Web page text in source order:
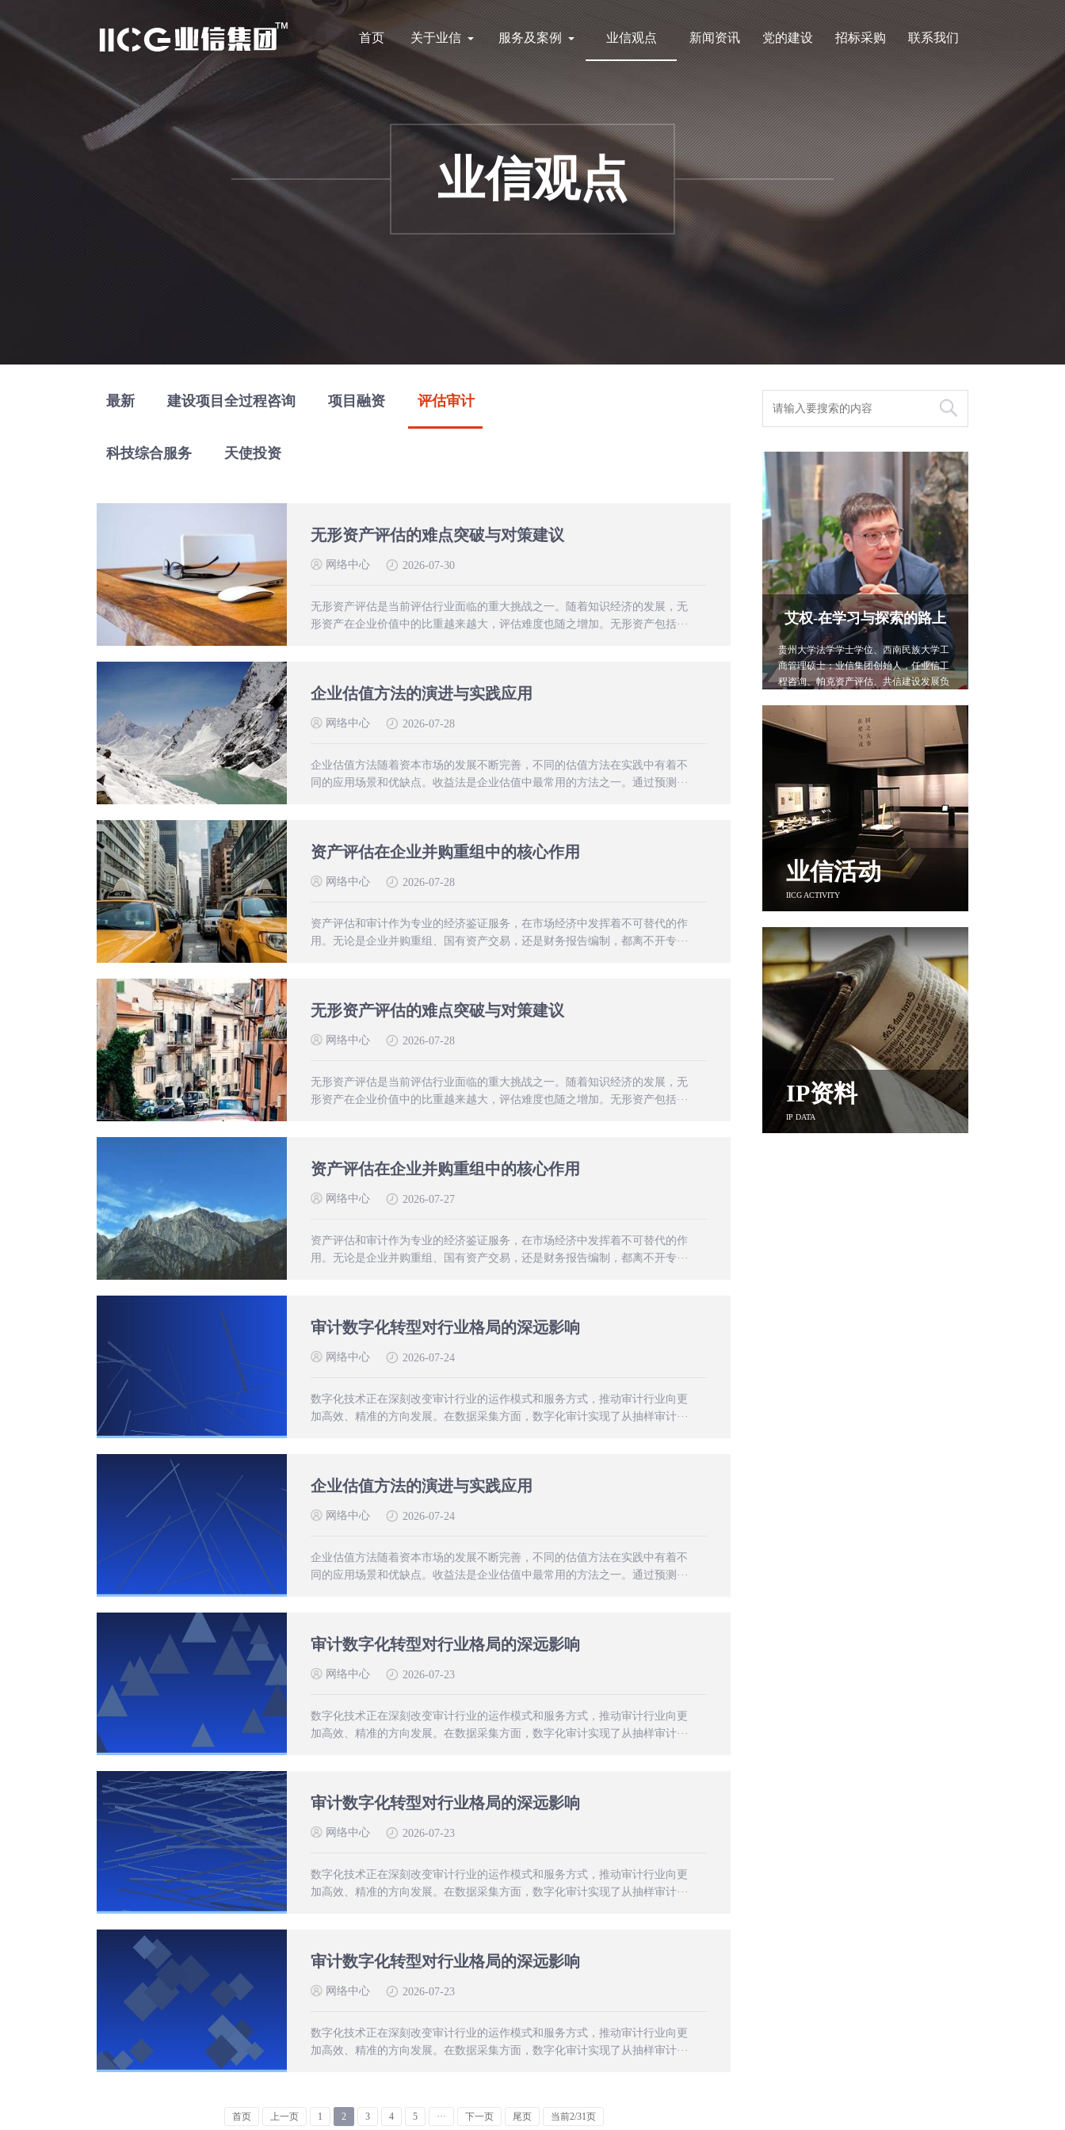
首页 关于业信
集团
介绍
四川业信集团组建于2016年，是为落
实创新驱动发展战略，专门服务于各
科技型企业以及政府投融资平台的综
合咨询机构，省级中小企业创新创业
服务联盟单位，省级中小企业创新创
业导师单位。
荣誉
荣誉是脚下的成就，更是远方的高
联系
我们
大事
服务及案例
服务
服务业信集团提供建设项目全过程咨
询、融资咨询、评估审计(含造
价）、中小企业服务和天使投资全链
条式咨询服务。
案例
案例业信集团全年服务中小企业500
余家，为政府平台策划融资百亿元。
业信观点 新闻资讯 党的建设 招标采购 联系我们
业信观点
最新 建设项目全过程咨询 项目融资 评估审计
科技综合服务 天使投资
无形资产评估的难点突破与对策建议
网络中心 2026-07-30
无形资产评估是当前评估行业面临的重大挑战之一。随着知识经济的发展，无
形资产在企业价值中的比重越来越大，评估难度也随之增加。无形资产包括···
企业估值方法的演进与实践应用
网络中心 2026-07-28
企业估值方法随着资本市场的发展不断完善，不同的估值方法在实践中有着不
同的应用场景和优缺点。收益法是企业估值中最常用的方法之一。通过预测···
资产评估在企业并购重组中的核心作用
网络中心 2026-07-28
资产评估和审计作为专业的经济鉴证服务，在市场经济中发挥着不可替代的作
用。无论是企业并购重组、国有资产交易，还是财务报告编制，都离不开专···
无形资产评估的难点突破与对策建议
网络中心 2026-07-28
无形资产评估是当前评估行业面临的重大挑战之一。随着知识经济的发展，无
形资产在企业价值中的比重越来越大，评估难度也随之增加。无形资产包括···
资产评估在企业并购重组中的核心作用
网络中心 2026-07-27
资产评估和审计作为专业的经济鉴证服务，在市场经济中发挥着不可替代的作
用。无论是企业并购重组、国有资产交易，还是财务报告编制，都离不开专···
审计数字化转型对行业格局的深远影响
网络中心 2026-07-24
数字化技术正在深刻改变审计行业的运作模式和服务方式，推动审计行业向更
加高效、精准的方向发展。在数据采集方面，数字化审计实现了从抽样审计···
企业估值方法的演进与实践应用
网络中心 2026-07-24
企业估值方法随着资本市场的发展不断完善，不同的估值方法在实践中有着不
同的应用场景和优缺点。收益法是企业估值中最常用的方法之一。通过预测···
审计数字化转型对行业格局的深远影响
网络中心 2026-07-23
数字化技术正在深刻改变审计行业的运作模式和服务方式，推动审计行业向更
加高效、精准的方向发展。在数据采集方面，数字化审计实现了从抽样审计···
审计数字化转型对行业格局的深远影响
网络中心 2026-07-23
数字化技术正在深刻改变审计行业的运作模式和服务方式，推动审计行业向更
加高效、精准的方向发展。在数据采集方面，数字化审计实现了从抽样审计···
审计数字化转型对行业格局的深远影响
网络中心 2026-07-23
数字化技术正在深刻改变审计行业的运作模式和服务方式，推动审计行业向更
加高效、精准的方向发展。在数据采集方面，数字化审计实现了从抽样审计···
首页 上一页 1 2 3 4 5 ··· 下一页 尾页 当前2/31页
艾权-在学习与探索的路上
贵州大学法学学士学位、西南民族大学工
商管理硕士；业信集团创始人，任业信工
程咨询、帕克资产评估、共信建设发展负
院创新创业导师、四川工业科技学院兼职
业信活动
IICG ACTIVITY
IP资料
IP DATA